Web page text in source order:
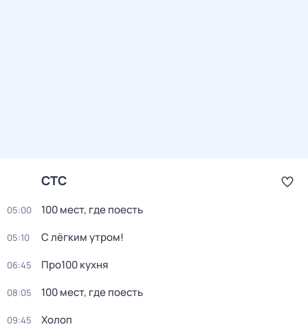
СТС
05:00 100 мест, где поесть
05:10 С лёгким утром!
06:45 Про100 кухня
08:05 100 мест, где поесть
09:45 Холоп